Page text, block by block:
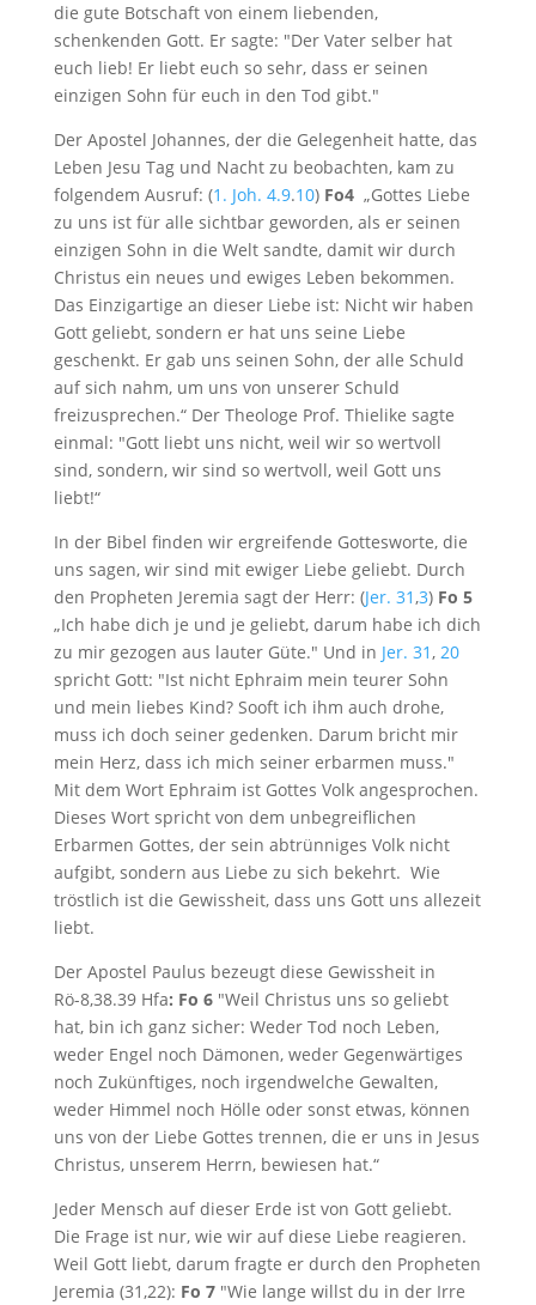
die gute Botschaft von einem liebenden,
schenkenden Gott. Er sagte: "Der Vater selber hat
euch lieb! Er liebt euch so sehr, dass er seinen
einzigen Sohn für euch in den Tod gibt."
Der Apostel Johannes, der die Gelegenheit hatte, das
Leben Jesu Tag und Nacht zu beobachten, kam zu
folgendem Ausruf: (1. Joh. 4.9.10) Fo4 „Gottes Liebe
zu uns ist für alle sichtbar geworden, als er seinen
einzigen Sohn in die Welt sandte, damit wir durch
Christus ein neues und ewiges Leben bekommen.
Das Einzigartige an dieser Liebe ist: Nicht wir haben
Gott geliebt, sondern er hat uns seine Liebe
geschenkt. Er gab uns seinen Sohn, der alle Schuld
auf sich nahm, um uns von unserer Schuld
freizusprechen.“ Der Theologe Prof. Thielike sagte
einmal: "Gott liebt uns nicht, weil wir so wertvoll
sind, sondern, wir sind so wertvoll, weil Gott uns
liebt!“
In der Bibel finden wir ergreifende Gottesworte, die
uns sagen, wir sind mit ewiger Liebe geliebt. Durch
den Propheten Jeremia sagt der Herr: (Jer. 31,3) Fo 5
„Ich habe dich je und je geliebt, darum habe ich dich
zu mir gezogen aus lauter Güte." Und in Jer. 31, 20
spricht Gott: "Ist nicht Ephraim mein teurer Sohn
und mein liebes Kind? Sooft ich ihm auch drohe,
muss ich doch seiner gedenken. Darum bricht mir
mein Herz, dass ich mich seiner erbarmen muss."
Mit dem Wort Ephraim ist Gottes Volk angesprochen.
Dieses Wort spricht von dem unbegreiflichen
Erbarmen Gottes, der sein abtrünniges Volk nicht
aufgibt, sondern aus Liebe zu sich bekehrt. Wie
tröstlich ist die Gewissheit, dass uns Gott uns allezeit
liebt.
Der Apostel Paulus bezeugt diese Gewissheit in
Rö-8,38.39 Hfa: Fo 6"Weil Christus uns so geliebt
hat, bin ich ganz sicher: Weder Tod noch Leben,
weder Engel noch Dämonen, weder Gegenwärtiges
noch Zukünftiges, noch irgendwelche Gewalten,
weder Himmel noch Hölle oder sonst etwas, können
uns von der Liebe Gottes trennen, die er uns in Jesus
Christus, unserem Herrn, bewiesen hat.“
Jeder Mensch auf dieser Erde ist von Gott geliebt.
Die Frage ist nur, wie wir auf diese Liebe reagieren.
Weil Gott liebt, darum fragte er durch den Propheten
Jeremia (31,22): Fo 7"Wie lange willst du in der Irre